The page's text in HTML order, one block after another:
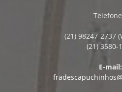
(21) 98247-2737
(21) 3580-
E-mail: